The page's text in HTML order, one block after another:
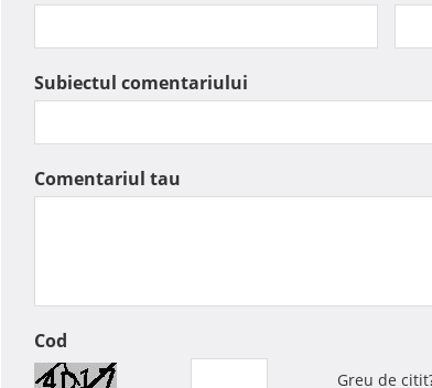
Subiectul comentariului
Comentariul tau
Cod
Greu de